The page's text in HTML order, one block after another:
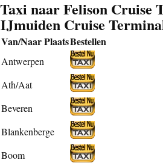
Taxi naar Felison Cruise
IJmuiden Cruise
Van/Naar PlaatsBestellen
Antwerpen
Ath/Aat
Beveren
Blankenberge
Boom